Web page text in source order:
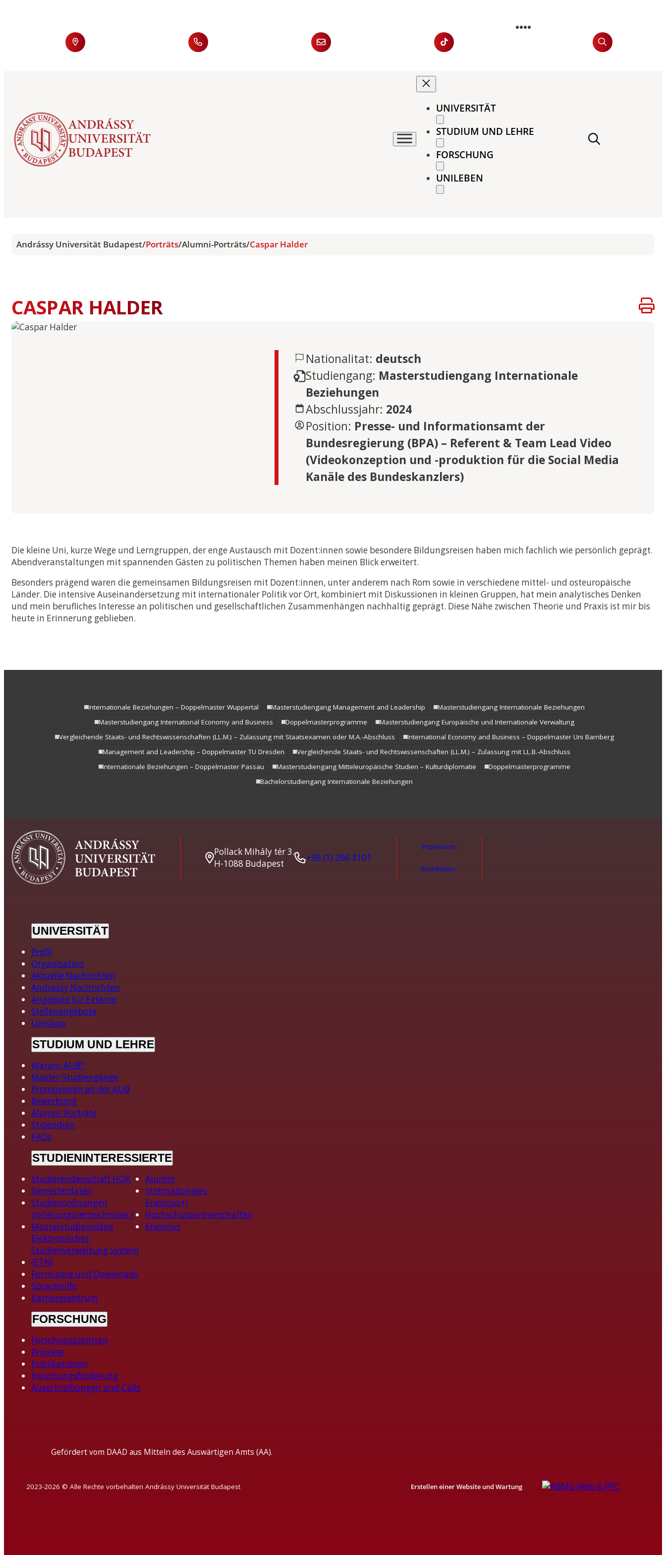
UNIVERSITÄT
STUDIUM UND LEHRE
FORSCHUNG
UNILEBEN
Andrássy Universität Budapest/Porträts/Alumni-Porträts/Caspar Halder
CASPAR HALDER
Nationalitat: deutsch
Studiengang: Masterstudiengang Internationale
Beziehungen
Abschlussjahr: 2024
Position: Presse- und Informationsamt der
Bundesregierung (BPA) – Referent & Team Lead Video
(Videokonzeption und -produktion für die Social Media
Kanäle des Bundeskanzlers)
Die kleine Uni, kurze Wege und Lerngruppen, der enge Austausch mit Dozent:innen sowie besondere Bildungsreisen haben mich fachlich wie persönlich geprägt.
Abendveranstaltungen mit spannenden Gästen zu politischen Themen haben meinen Blick erweitert.
Besonders prägend waren die gemeinsamen Bildungsreisen mit Dozent:innen, unter anderem nach Rom sowie in verschiedene mittel- und osteuropäische
Länder. Die intensive Auseinandersetzung mit internationaler Politik vor Ort, kombiniert mit Diskussionen in kleinen Gruppen, hat mein analytisches Denken
und mein berufliches Interesse an politischen und gesellschaftlichen Zusammenhängen nachhaltig geprägt. Diese Nähe zwischen Theorie und Praxis ist mir bis
heute in Erinnerung geblieben.
Internationale Beziehungen – Doppelmaster Wuppertal Masterstudiengang Management and Leadership
Masterstudiengang Internationale Beziehungen
Masterstudiengang International Economy and Business
Doppelmasterprogramme
Masterstudiengang Europäische und Internationale Verwaltung
Vergleichende Staats- und Rechtswissenschaften (LL.M.) – Zulassung mit Staatsexamen oder M.A.-Abschluss
International Economy and Business – Doppelmaster Uni Bamberg
Management and Leadership – Doppelmaster TU Dresden
Vergleichende Staats- und Rechtswissenschaften (LL.M.) – Zulassung mit LL.B.-Abschluss
Internationale Beziehungen – Doppelmaster Passau
Masterstudiengang Mitteleuropäische Studien – Kulturdiplomatie
Doppelmasterprogramme
Bachelorstudiengang Internationale Beziehungen
Pollack Mihály tér 3.
H-1088 Budapest
+36 (1) 266 3101
Impressum
Rechtliches
UNIVERSITÄT
Profil
Organisation
Aktuelle Nachrichten
Andrássy Nachrichten
Angebote für Externe
Stellenangebote
Unishop
STUDIUM UND LEHRE
Warum AUB?
Master-Studiengänge
Promovieren an der AUB
Bewerbung
Alumni-Porträts
Stipendien
FAQs
STUDIENINTERESSIERTE
Studierendenschaft HÖK
Semesterdaten
Studienordnungen
Vorlesungsverzeichnisse /
Musterstudienpläne
Elektronisches
Studienverwaltung System
(ETN)
Formulare und Downloads
Sprachhilfe
Karrierezentrum
Alumni
Internationales
Erasmus+)
Hochschulpartnerschaften
Erasmus
FORSCHUNG
Forschungszentren
Projekte
Publikationen
Forschungsförderung
Ausschreibungen und Calls
Gefördert vom DAAD aus Mitteln des Auswärtigen Amts (AA).
2023-2026 © Alle Rechte vorbehalten Andrássy Universität Budapest Erstellen einer Website und Wartung